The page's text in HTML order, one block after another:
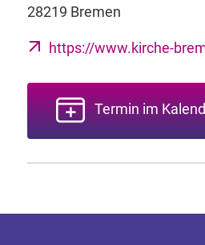
28219 Bremen
https://www.kirche-
Termin im